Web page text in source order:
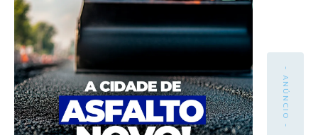
- ANÚNCIO -